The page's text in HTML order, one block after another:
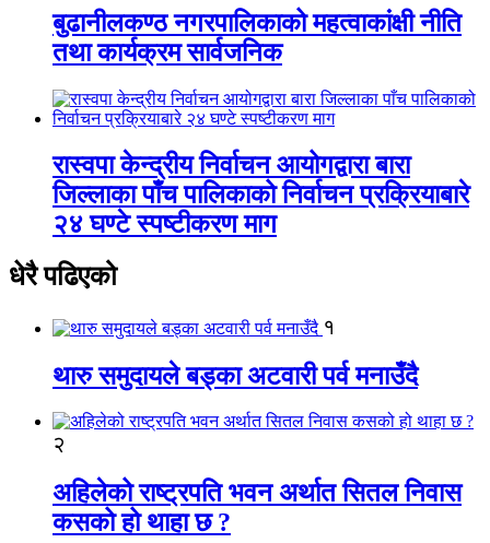
बुढानीलकण्ठ नगरपालिकाको महत्वाकांक्षी नीति
तथा कार्यक्रम सार्वजनिक
रास्वपा केन्द्रीय निर्वाचन आयोगद्वारा बारा
जिल्लाका पाँच पालिकाको निर्वाचन प्रक्रियाबारे
२४ घण्टे स्पष्टीकरण माग
धेरै पढिएको
१
थारु समुदायले बड्का अटवारी पर्व मनाउँदै
२
अहिलेको राष्ट्रपति भवन अर्थात सितल निवास
कसको हो थाहा छ ?